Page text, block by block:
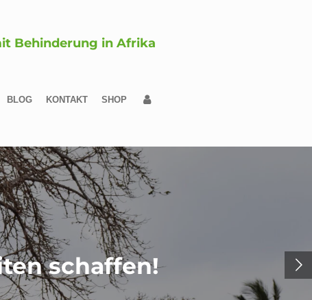
Behinderung in Afrika
BLOG KONTAKT SHOP
schaffen!